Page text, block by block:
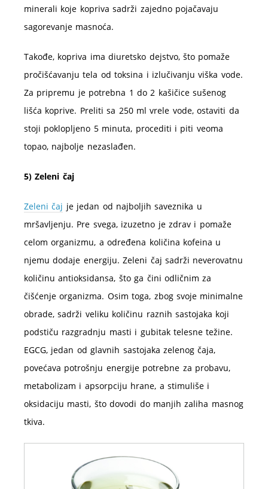
minerali koje kopriva sadrži zajedno pojačavaju
sagorevanje masnoća.
Takođe, kopriva ima diuretsko dejstvo, što pomaže
pročišćavanju tela od toksina i izlučivanju viška vode.
Za pripremu je potrebna 1 do 2 kašičice sušenog
lišća koprive. Preliti sa 250 ml vrele vode, ostaviti da
stoji poklopljeno 5 minuta, procediti i piti veoma
topao, najbolje nezaslađen.
5) Zeleni čaj
Zeleni čaj je jedan od najboljih saveznika u
mršavljenju. Pre svega, izuzetno je zdrav i pomaže
celom organizmu, a određena količina kofeina u
njemu dodaje energiju. Zeleni čaj sadrži neverovatnu
količinu antioksidansa, što ga čini odličnim za
čišćenje organizma. Osim toga, zbog svoje minimalne
obrade, sadrži veliku količinu raznih sastojaka koji
podstiču razgradnju masti i gubitak telesne težine.
EGCG, jedan od glavnih sastojaka zelenog čaja,
povećava potrošnju energije potrebne za probavu,
metabolizam i apsorpciju hrane, a stimuliše i
oksidaciju masti, što dovodi do manjih zaliha masnog
tkiva.